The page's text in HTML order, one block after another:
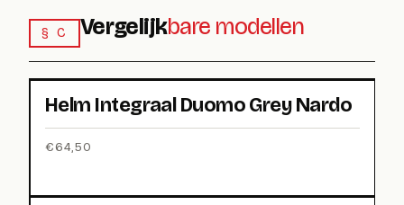
§ C Vergelijkbare modellen
Helm Integraal Duomo Grey Nardo
€64,50